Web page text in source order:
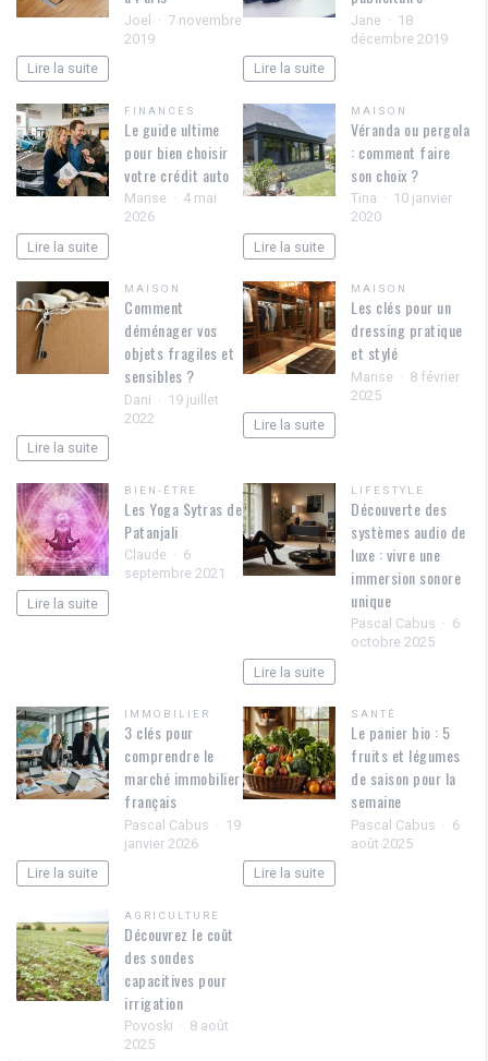
Joel
7 novembre
2019
Lire la suite
Jane
18
décembre 2019
Lire la suite
FINANCES
Le guide ultime
pour bien choisir
votre crédit auto
Marise
4 mai
2026
Lire la suite
MAISON
Véranda ou pergola
: comment faire
son choix ?
Tina
10 janvier
2020
Lire la suite
MAISON
Comment
déménager vos
objets fragiles et
sensibles ?
Dani
19 juillet
2022
Lire la suite
MAISON
Les clés pour un
dressing pratique
et stylé
Marise
8 février
2025
Lire la suite
BIEN-ÊTRE
Les Yoga Sytras de
Patanjali
Claude
6
septembre 2021
Lire la suite
LIFESTYLE
Découverte des
systèmes audio de
luxe : vivre une
immersion sonore
unique
Pascal Cabus
6
octobre 2025
Lire la suite
IMMOBILIER
3 clés pour
comprendre le
marché immobilier
français
Pascal Cabus
19
janvier 2026
Lire la suite
SANTÉ
Le panier bio : 5
fruits et légumes
de saison pour la
semaine
Pascal Cabus
6
août 2025
Lire la suite
AGRICULTURE
Découvrez le coût
des sondes
capacitives pour
irrigation
Povoski
8 août
2025